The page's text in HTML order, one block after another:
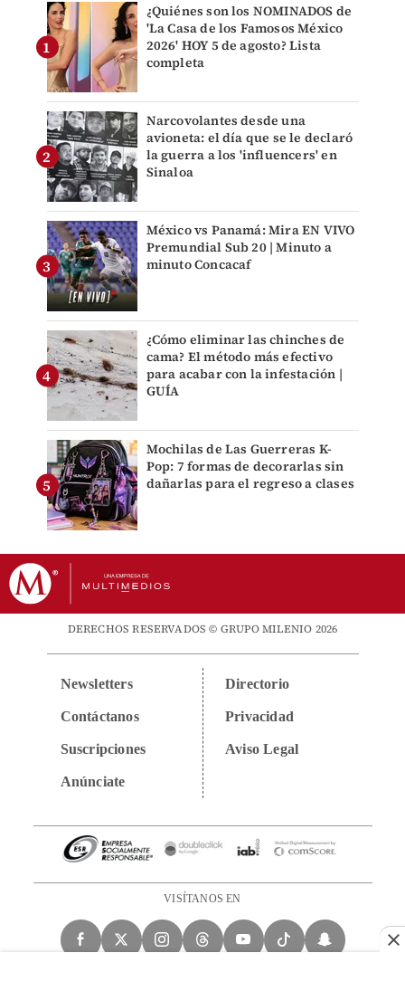
¿Quiénes son los NOMINADOS de
'La Casa de los Famosos México
2026' HOY 5 de agosto? Lista
completa
Narcovolantes desde una
avioneta: el día que se le declaró
la guerra a los 'influencers' en
Sinaloa
México vs Panamá: Mira EN VIVO
Premundial Sub 20 | Minuto a
minuto Concacaf
¿Cómo eliminar las chinches de
cama? El método más efectivo
para acabar con la infestación |
GUÍA
Mochilas de Las Guerreras K-
Pop: 7 formas de decorarlas sin
dañarlas para el regreso a clases
DERECHOS RESERVADOS © GRUPO MILENIO 2026
Newsletters
Contáctanos
Suscripciones
Anúnciate
Directorio
Privacidad
Aviso Legal
VISÍTANOS EN